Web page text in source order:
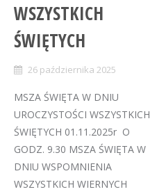
WSZYSTKICH
ŚWIĘTYCH
26 października 2025
MSZA ŚWIĘTA W DNIU
UROCZYSTOŚCI WSZYSTKICH
ŚWIĘTYCH 01.11.2025r O
GODZ. 9.30 MSZA ŚWIĘTA W
DNIU WSPOMNIENIA
WSZYSTKICH WIERNYCH